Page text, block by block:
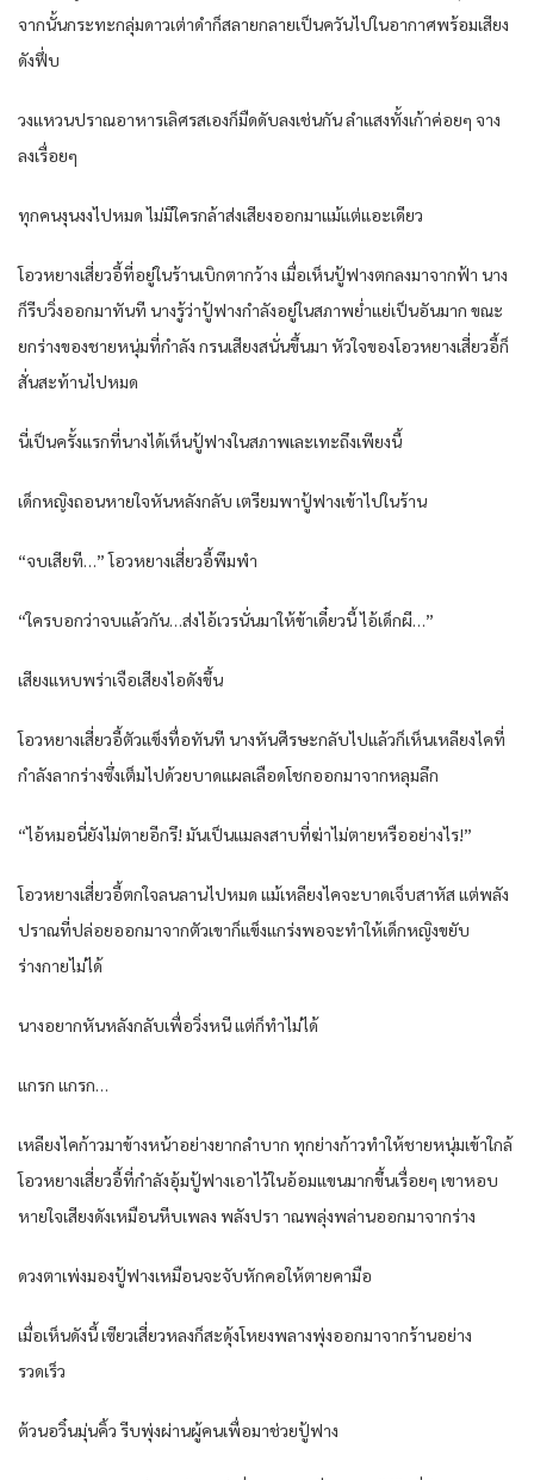
จากนั้น​กระทะ​กลุ่ม​ดาว​เต่าดำ​ก็​สลาย​กลาย​เป็นควัน​ไปใน​อากาศ​พร้อม​เสียง
ดัง​ฟึ่บ​
วงแหวน​ปราณ​อาหาร​เลิศ​รส​เอง​ก็​มืด​ดับ​ลง​เช่นกัน​ ลำแสง​ทั้ง​เก้า​ค่อยๆ​ จาง
ลง​เรื่อยๆ​
ทุกคน​งุนงง​ไปหมด​ ไม่มีใคร​กล้า​ส่งเสียง​ออกมา​แม้แต่​แอะ​เดียว​
โอว​หยาง​เสี่ยว​อี้​ที่อยู่​ใน​ร้าน​เบิกตา​กว้าง​ เมื่อ​เห็น​ปู้ฟางตกลง​มาจาก​ฟ้า นาง​
ก็​รีบ​วิ่ง​ออกมา​ทันที​ นาง​รู้​ว่า​ปู้ฟางกำลัง​อยู่​ใน​สภาพ​ย่ำแย่​เป็นอันมาก​ ขณะ​
ยก​ร่าง​ของ​ชายหนุ่ม​ที่​กำลัง​ กรน​เสียง​สนั่น​ขึ้น​มา หัวใจ​ของ​โอว​หยาง​เสี่ยว​อี้​ก็​
สั่นสะท้าน​ไปหมด​
นี่​เป็นครั้งแรก​ที่​นาง​ได้​เห็น​ปู้ฟางใน​สภาพ​เละเทะ​ถึงเพียงนี้​
เด็กหญิง​ถอนหายใจ​หันหลัง​กลับ​ เตรียม​พา​ปู้ฟางเข้าไป​ใน​ร้าน​
“จบ​เสียที​…” โอว​หยาง​เสี่ยว​อี้​พึมพำ​
“ใคร​บอ​กว่า​จบ​แล้วกัน​…ส่งไอ้เวร​นั่น​มาให้​ข้า​เดี๋ยวนี้​ ไอ้​เด็ก​ผี​…”
เสียงแหบ​พร่า​เจือ​เสียง​ไอ​ดัง​ขึ้น​
โอว​หยาง​เสี่ยว​อี้​ตัว​แข็งทื่อ​ทันที​ นาง​หัน​ศีรษะ​กลับ​ไปแล้วก็​เห็น​เหลียง​ไค​ที่​
กำลัง​ลา​กร่าง​ซึ่งเต็มไปด้วย​บาดแผล​เลือดโชก​ออก​มาจาก​หลุม​ลึก​
“ไอ้​หมอ​นี่​ยัง​ไม่ตาย​อีก​รึ​! มัน​เป็น​แมลงสาบ​ที่​ฆ่าไม่ตาย​หรือ​อย่างไร​!”
โอว​หยาง​เสี่ยว​อี้​ตกใจ​ลนลาน​ไปหมด​ แม้เหลียง​ไค​จะบาดเจ็บสาหัส​ แต่​พลัง​
ปราณ​ที่​ปล่อย​ออก​มาจาก​ตัว​เขา​ก็​แข็งแกร่ง​พอ​จะทำให้​เด็กหญิง​ขยับ​
ร่างกาย​ไม่ได้​
นาง​อยาก​หันหลัง​กลับ​เพื่อ​วิ่งหนี​ แต่​ก็​ทำ​ไม่ได้​
แกรก​ แกรก​…
เหลียง​ไค​ก้าว​มาข้างหน้า​อย่าง​ยากลำบาก​ ทุก​ย่างก้าว​ทำให้​ชายหนุ่ม​เข้าใกล้​
โอว​หยาง​เสี่ยว​อี้​ที่​กำลัง​อุ้ม​ปู้ฟางเอาไว้​ใน​อ้อมแขน​มากขึ้น​เรื่อยๆ​ เขา​หอบ​
หายใจ​เสียงดัง​เหมือน​หีบเพลง​ พลัง​ปรา าณ​พลุ่งพล่าน​ออก​มาจาก​ร่าง​
ดวงตา​เพ่งมอง​ปู้ฟางเหมือน​จะจับ​หักคอ​ให้​ตาย​คามือ​
เมื่อ​เห็น​ดังนี้​ เซียว​เสี่ยว​หลง​ก็​สะดุ้งโหยง​พลาง​พุ่ง​ออก​มาจาก​ร้าน​อย่าง​
รวดเร็ว​
ต้วนอวิ๋น​มุ่น​คิ้ว​ รีบ​พุ่ง​ผ่าน​ผู้คน​เพื่อ​มาช่วย​ปู้ฟาง